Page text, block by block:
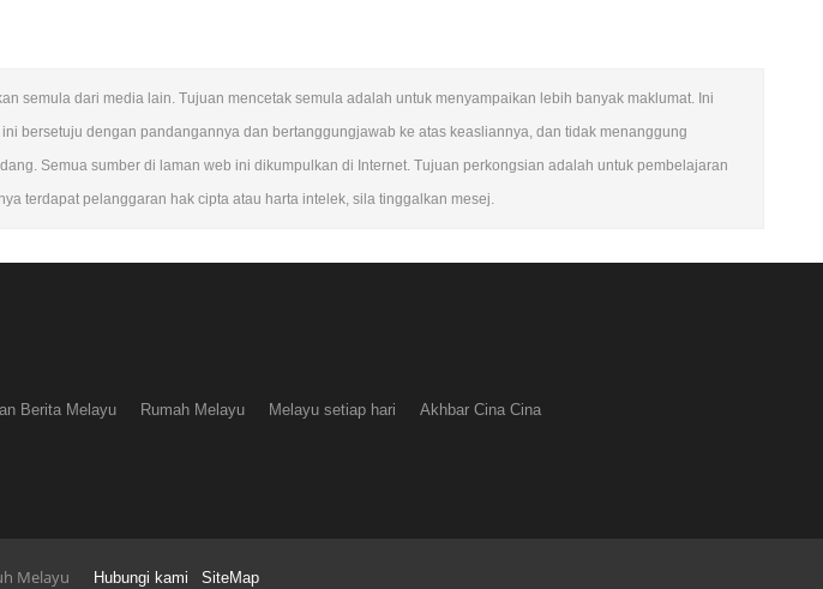
semula dari media lain. Tujuan mencetak semula adalah untuk menyampaikan lebih banyak maklumat. Ini
bersetuju dengan pandangannya dan bertanggungjawab ke atas keasliannya, dan tidak menanggung
Semua sumber di laman web ini dikumpulkan di Internet. Tujuan perkongsian adalah untuk pembelajaran
terdapat pelanggaran hak cipta atau harta intelek, sila tinggalkan mesej.
Berita Melayu Rumah Melayu Melayu setiap hari Akhbar Cina Cina
Melayu Hubungi kami SiteMap